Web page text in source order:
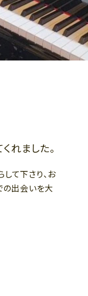
れました。
て下さり、お
の出会いを大